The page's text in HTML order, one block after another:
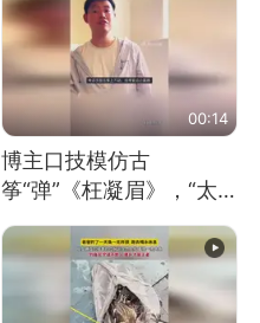
友：一开始我没笑 但看
到洗手盆我没绷住
00:14
博主口技模仿古
筝“弹”《枉凝眉》，“太
像了～你是吃古筝长大的
吗？”“或将成为首位考级
不带古筝的选手。”（来
源：新华每日电讯）